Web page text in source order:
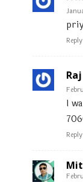
Reply
Raj
I
Reply